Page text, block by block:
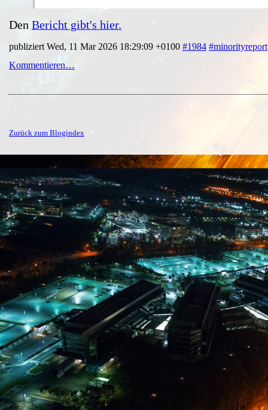
Den Bericht gibt's hier.
publiziert Wed, 11 Mar 2026 18:29:09 +0100 #1984 #minorityreport
Kommentieren…
Zurück zum Blogindex